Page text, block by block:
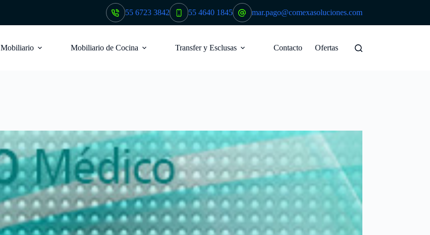
55 6723 3842 55 4640 1845 mar.pago@comexasoluciones.com
Mobiliario Mobiliario de Cocina Transfer y Esclusas Contacto Ofertas